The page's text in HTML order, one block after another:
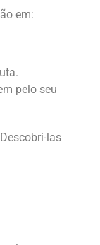
em:
pelo seu
las